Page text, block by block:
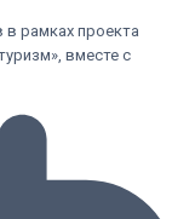
рамках проекта
вместе с